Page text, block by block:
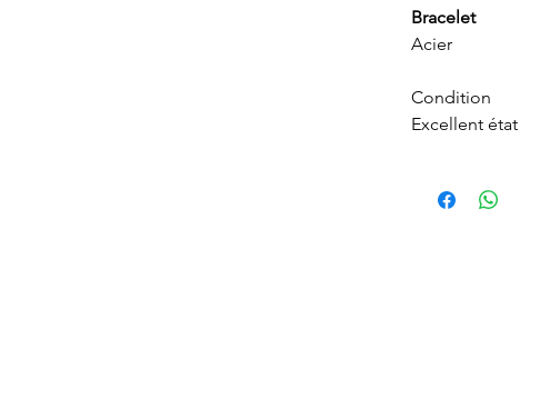
Bracelet
Acier
Condition
Excellent état